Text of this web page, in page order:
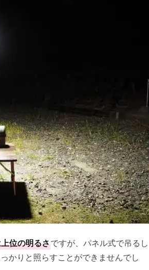
位の明るさですが、パネル式で吊るし
かりと照らすことができませんでし